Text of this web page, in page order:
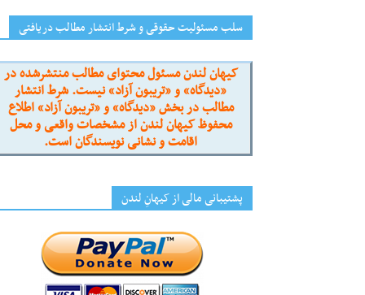
سلب مسئولیت حقوقی و شرط انتشار مطالب دریافتی
کیهان لندن مسئول محتوای مطالب منتشرشده در
«دیدگاه» و «تریبون آزاد» نیست. شرط انتشار
مطالب در بخش «دیدگاه» و «تریبون آزاد» اطلاع
محفوظ کیهان لندن از مشخصات واقعی و محل
اقامت و نشانی نویسندگان است.
پشتیبانی مالی از کیهانِ لندن